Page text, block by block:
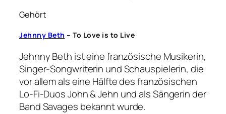
Gehört
Jehnny Beth – To Love is to Live
Jehnny Beth ist eine französische Musikerin,
Singer-Songwriterin und Schauspielerin, die
vor allem als eine Hälfte des französischen
Lo-Fi-Duos John & Jehn und als Sängerin der
Band Savages bekannt wurde.